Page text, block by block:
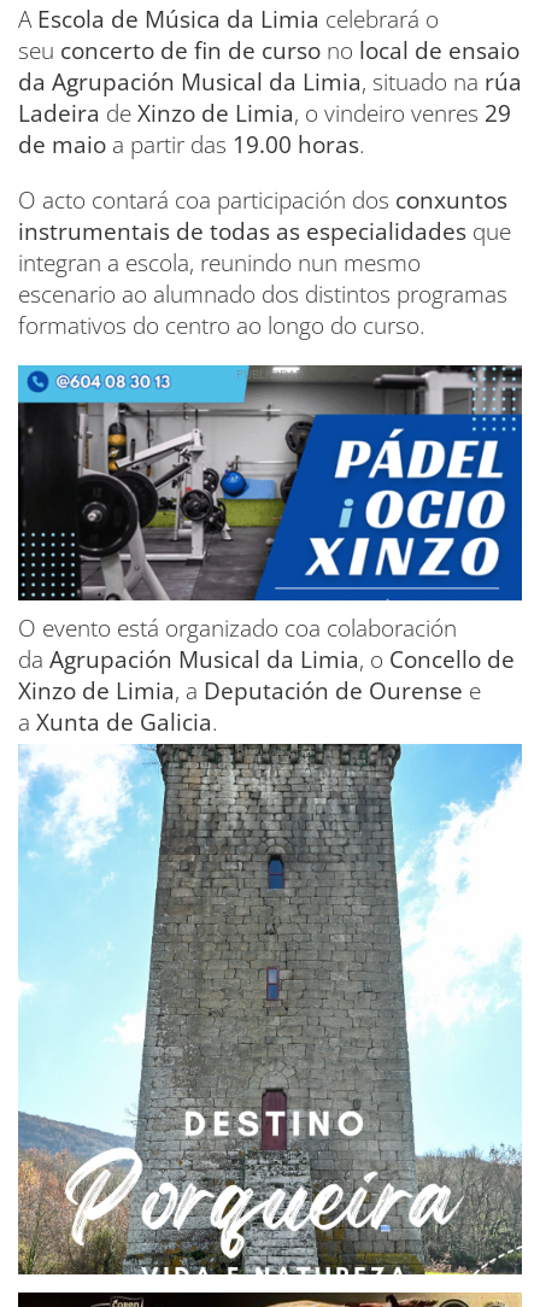
AEscola de Música da Limia celebrará o
seu concerto de fin de curso no local de ensaio
da Agrupación Musical da Limia, situado na rúa
Ladeira deXinzo de Limia, o vindeiro venres 29
de maio a partir das 19.00 horas.
O acto contará coa participación dos conxuntos
instrumentais de todas as especialidades que
integran a escola, reunindo nun mesmo
escenario ao alumnado dos distintos programas
formativos do centro ao longo do curso.
O evento está organizado coa colaboración
da Agrupación Musical da Limia, o Concello de
Xinzo de Limia, a Deputación de Ourense e
a Xunta de Galicia.